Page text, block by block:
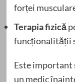
forței
Terapia fizică
funcționalității
Este important
un medic